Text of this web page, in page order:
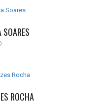
SOARES
ROCHA